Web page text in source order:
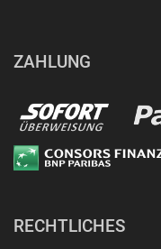
ZAHLUNG
RECHTLICHES